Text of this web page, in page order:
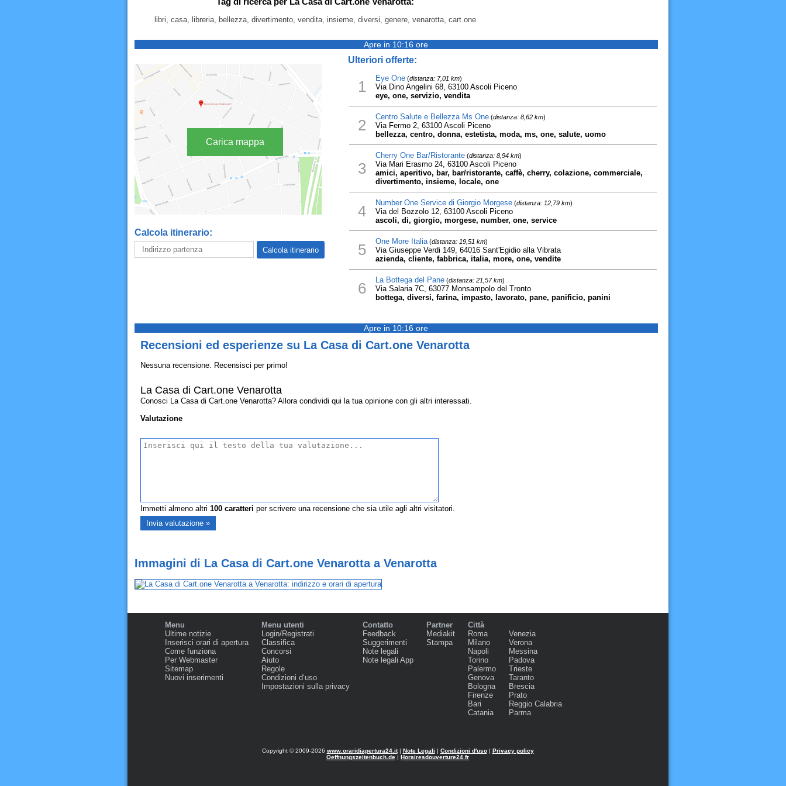
libri, casa, libreria, bellezza, divertimento, vendita, insieme, diversi, genere, venarotta, cart.one
Apre in 10:16 ore
Carica mappa
Calcola itinerario:
Ulteriori offerte:
1 Eye One(distanza: 7,01 km)
Via Dino Angelini 68, 63100 Ascoli Piceno
eye, one, servizio, vendita
2 Centro Salute e Bellezza Ms One(distanza: 8,62 km)
Via Fermo 2, 63100 Ascoli Piceno
bellezza, centro, donna, estetista, moda, ms, one, salute, uomo
3
Cherry One Bar/Ristorante(distanza: 8,94 km)
Via Mari Erasmo 24, 63100 Ascoli Piceno
amici, aperitivo, bar, bar/ristorante, caffè, cherry, colazione, commerciale,
divertimento, insieme, locale, one
4 Number One Service di Giorgio Morgese(distanza: 12,79 km)
Via del Bozzolo 12, 63100 Ascoli Piceno
ascoli, di, giorgio, morgese, number, one, service
5 One More Italia(distanza: 19,51 km)
Via Giuseppe Verdi 149, 64016 Sant'Egidio alla Vibrata
azienda, cliente, fabbrica, italia, more, one, vendite
6 La Bottega del Pane(distanza: 21,57 km)
Via Salaria 7C, 63077 Monsampolo del Tronto
bottega, diversi, farina, impasto, lavorato, pane, panificio, panini
Apre in 10:16 ore
Recensioni ed esperienze su La Casa di Cart.one Venarotta
Nessuna recensione. Recensisci per primo!
La Casa di Cart.one Venarotta
Conosci La Casa di Cart.one Venarotta? Allora condividi qui la tua opinione con gli altri interessati.
Valutazione
Immetti almeno altri 100caratteri per scrivere una recensione che sia utile agli altri visitatori.
Immagini di La Casa di Cart.one Venarotta a Venarotta
Menu
Ultime notizie
Inserisci orari di apertura
Come funziona
Per Webmaster
Sitemap
Nuovi inserimenti
Menu utenti
Login/Registrati
Classifica
Concorsi
Aiuto
Regole
Condizioni d‘uso
Impostazioni sulla privacy
Contatto
Feedback
Suggerimenti
Note legali
Note legali App
Partner
Mediakit
Stampa
Città
Roma
Milano
Napoli
Torino
Palermo
Genova
Bologna
Firenze
Bari
Catania
Venezia
Verona
Messina
Padova
Trieste
Taranto
Brescia
Prato
Reggio Calabria
Parma
Copyright © 2009-2026 www.oraridiapertura24.it| Note Legali | Condizioni d'uso| Privacy policy
Oeffnungszeitenbuch.de | Horairesdouverture24.fr